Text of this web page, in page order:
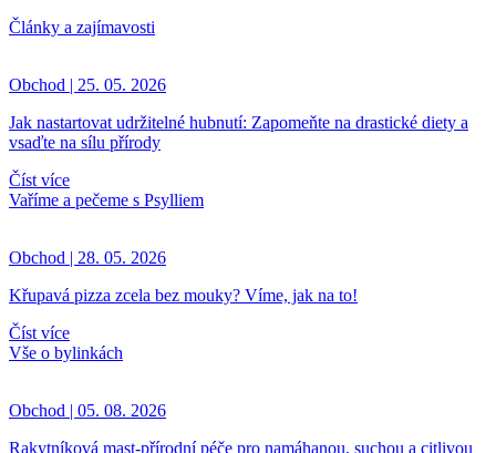
Články a zajímavosti
Obchod | 25. 05. 2026
Jak nastartovat udržitelné hubnutí: Zapomeňte na drastické diety a
vsaďte na sílu přírody
Číst více
Vaříme a pečeme s Psylliem
Obchod | 28. 05. 2026
Křupavá pizza zcela bez mouky? Víme, jak na to!
Číst více
Vše o bylinkách
Obchod | 05. 08. 2026
Rakytníková mast-přírodní péče pro namáhanou, suchou a citlivou